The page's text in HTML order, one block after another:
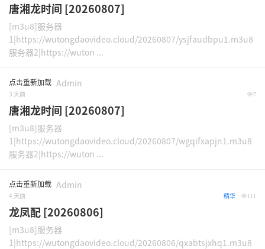
唐湘龙时间 [20260807]
[m3u8]服务器
1|https://wutongdaovideo.cloud/20260807/ysjfaudbpu1.m3u8
服务器2|https://wuton ...
点击重新加载 Admin
3 天前 7
唐湘龙时间 [20260807]
[m3u8]服务器
1|https://wutongdaovideo.cloud/20260807/wgqifxapjn1.m3u8
服务器2|https://wuton ...
点击重新加载 Admin
4 天前 111
精华
龙凤配 [20260806]
[m3u8]服务器
1|https://wutongdaovideo.cloud/20260806/qxabtsjxhq1.m3u8